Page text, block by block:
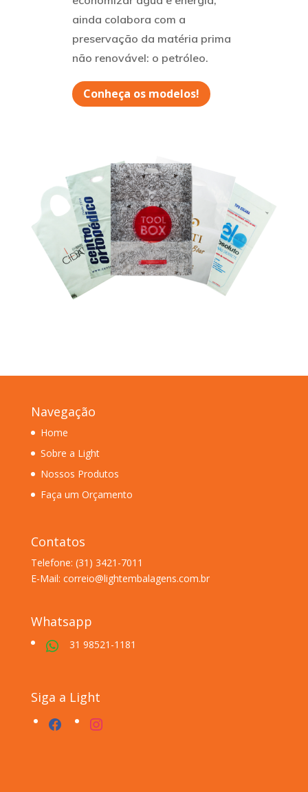
ainda colabora com a
preservação da matéria prima
não renovável: o petróleo.
Conheça os modelos!
Navegação
Home
Sobre a Light
Nossos Produtos
Faça um Orçamento
Contatos
Telefone: (31) 3421-7011
E-Mail: correio@lightembalagens.com.br
Whatsapp
31 98521-1181
Siga a Light